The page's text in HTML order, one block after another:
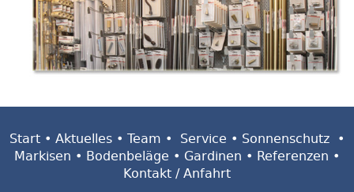
Start • Aktuelles • Team • Service • Sonnenschutz •
Markisen • Bodenbeläge • Gardinen • Referenzen •
Kontakt / Anfahrt